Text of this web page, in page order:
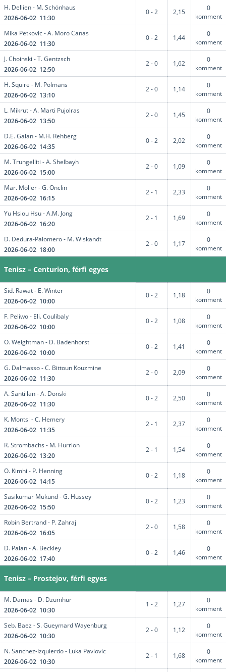
H. Dellien - M. Schönhaus
2026-06-02 11:30
0 - 2 2,15
0
komment
Mika Petkovic - A. Moro Canas
2026-06-02 11:30
0 - 2 1,44
0
komment
J. Choinski - T. Gentzsch
2026-06-02 12:50
2 - 0 1,62
0
komment
H. Squire - M. Polmans
2026-06-02 13:10
2 - 0 1,14
0
komment
L. Mikrut - A. Marti Pujolras
2026-06-02 13:50
2 - 0 1,45
0
komment
D.E. Galan - M.H. Rehberg
2026-06-02 14:35
0 - 2 2,02
0
komment
M. Trungelliti - A. Shelbayh
2026-06-02 15:00
2 - 0 1,09
0
komment
Mar. Möller - G. Onclin
2026-06-02 16:15
2 - 1 2,33
0
komment
Yu Hsiou Hsu - A.M. Jong
2026-06-02 16:20
2 - 1 1,69
0
komment
D. Dedura-Palomero - M. Wiskandt
2026-06-02 18:00
2 - 0 1,17
0
komment
Tenisz – Centurion, férfi egyes
Sid. Rawat - E. Winter
2026-06-02 10:00
0 - 2 1,18
0
komment
F. Peliwo - Eli. Coulibaly
2026-06-02 10:00
0 - 2 1,08
0
komment
O. Weightman - D. Badenhorst
2026-06-02 10:00
0 - 2 1,41
0
komment
G. Dalmasso - C. Bittoun Kouzmine
2026-06-02 11:30
2 - 0 2,09
0
komment
A. Santillan - A. Donski
2026-06-02 11:30
0 - 2 2,50
0
komment
K. Montsi - C. Hemery
2026-06-02 11:35
2 - 1 2,37
0
komment
R. Strombachs - M. Hurrion
2026-06-02 13:20
2 - 1 1,54
0
komment
O. Kimhi - P. Henning
2026-06-02 14:15
0 - 2 1,18
0
komment
Sasikumar Mukund - G. Hussey
2026-06-02 15:50
0 - 2 1,23
0
komment
Robin Bertrand - P. Zahraj
2026-06-02 16:05
2 - 0 1,58
0
komment
D. Palan - A. Beckley
2026-06-02 17:40
0 - 2 1,46
0
komment
Tenisz – Prostejov, férfi egyes
M. Damas - D. Dzumhur
2026-06-02 10:30
1 - 2 1,27
0
komment
Seb. Baez - S. Gueymard Wayenburg
2026-06-02 10:30
2 - 0 1,12
0
komment
N. Sanchez-Izquierdo - Luka Pavlovic
2026-06-02 10:30
2 - 1 1,68
0
komment